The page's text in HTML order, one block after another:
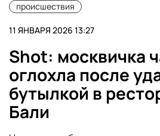
происшествия
11 ЯНВАРЯ 2026 13:27
Shot: москвичка
оглохла после
бутылкой в
Бали